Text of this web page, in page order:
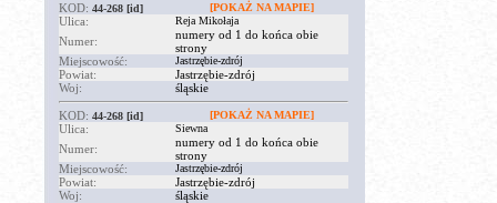
KOD: 44-268 [id] [POKAŻ NA MAPIE]
Ulica: Reja Mikołaja
Numer:
numery od 1 do końca obie
strony
Miejscowość:
Jastrzębie-zdrój
Powiat:
Jastrzębie-zdrój
Woj:
śląskie
KOD: 44-268 [id] [POKAŻ NA MAPIE]
Ulica: Siewna
Numer:
numery od 1 do końca obie
strony
Miejscowość:
Jastrzębie-zdrój
Powiat:
Jastrzębie-zdrój
Woj:
śląskie